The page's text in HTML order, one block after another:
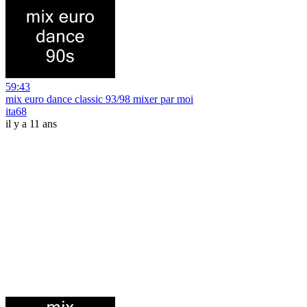
59:43
mix euro dance classic 93/98 mixer par moi
ita68
il y a 11 ans